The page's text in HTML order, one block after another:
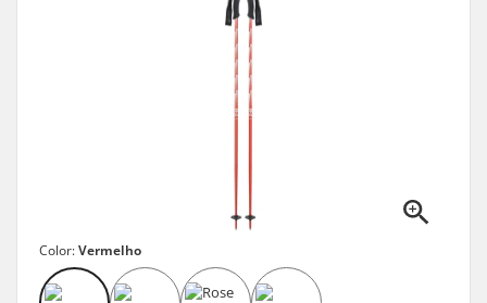
Color:Vermelho